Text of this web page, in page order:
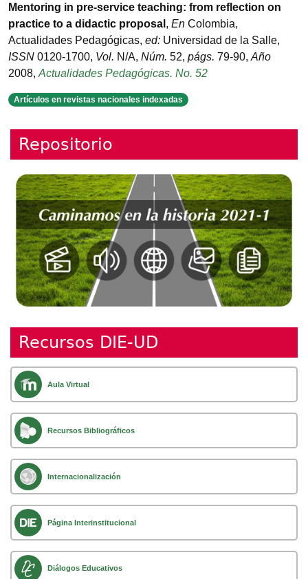
Mentoring in pre-service teaching: from reflection on
practice to a didactic proposal , En Colombia,
Actualidades Pedagógicas, ed: Universidad de la Salle,
ISSN 0120-1700, Vol. N/A, Núm. 52, págs. 79-90, Año
2008, Actualidades Pedagógicas. No. 52
Artículos en revistas nacionales indexadas
Repositorio
Recursos DIE-UD
Aula Virtual
Recursos Bibliográficos
Internacionalización
Página Interinstitucional
Diálogos Educativos